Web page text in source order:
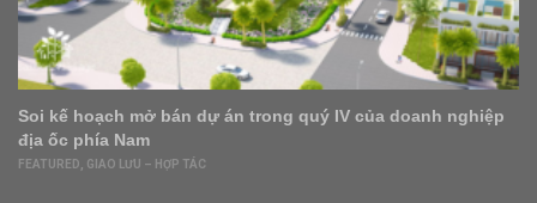
Soi kế hoạch mở bán dự án trong quý IV của doanh nghiệp
địa ốc phía Nam
FEATURED, GIAO LƯU – HỢP TÁC